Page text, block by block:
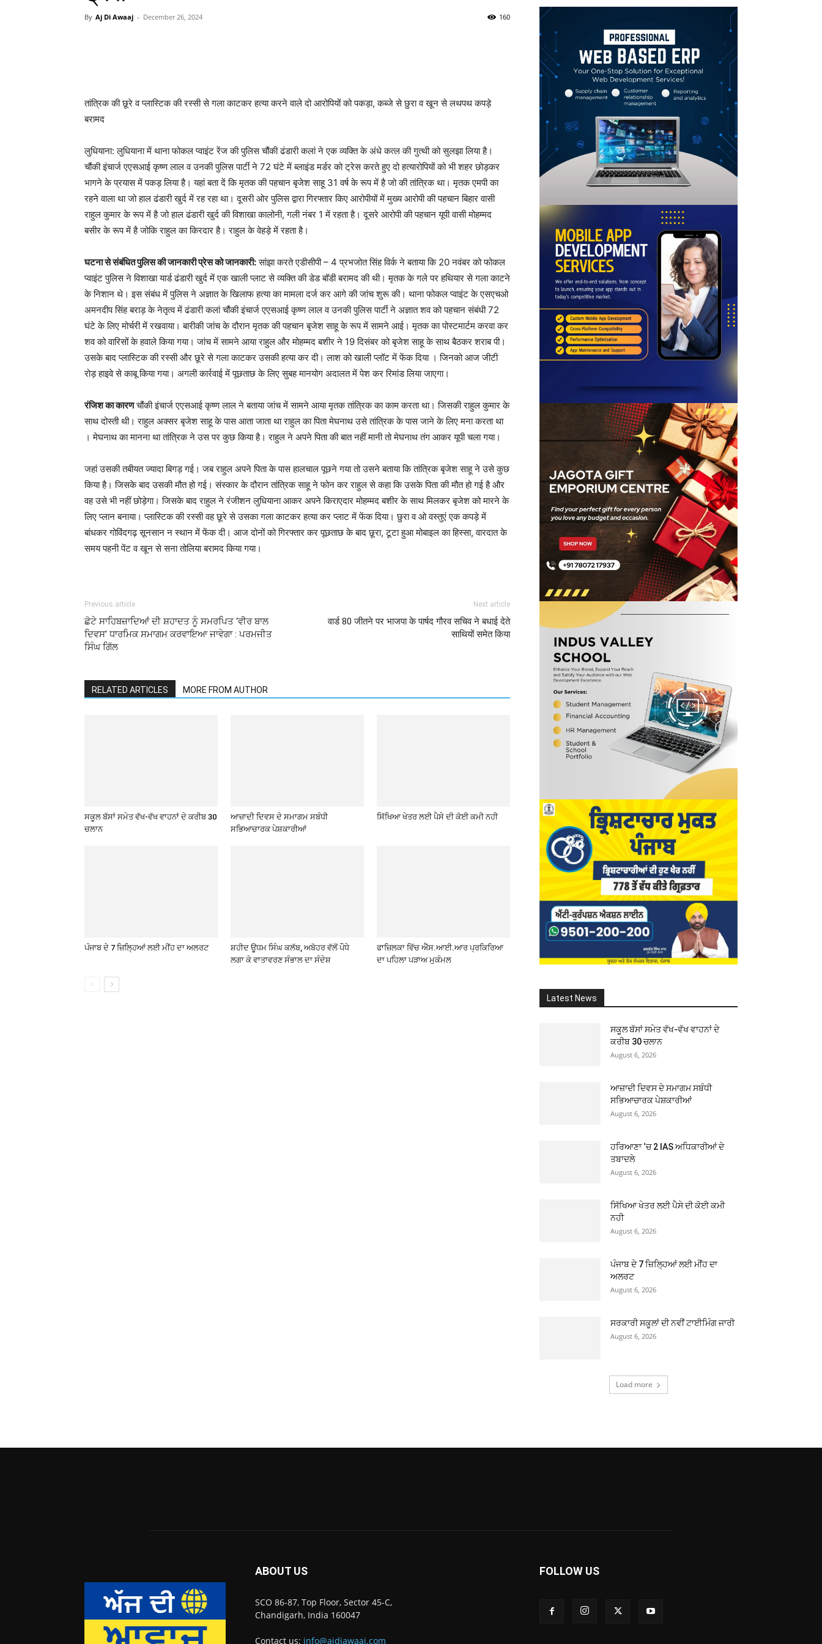
By Aj Di Awaaj - December 26, 2024 160
Email Print
तांत्रिक की छूरे व प्लास्टिक की रस्सी से गला काटकर हत्या करने वाले दो आरोपियों को पकड़ा, कब्जे से छुरा व खून से लथपथ कपड़े
बरामद
लुधियाना: लुधियाना में थाना फोकल प्वाइंट रेंज की पुलिस चौंकी ढंडारी कलां ने एक व्यक्ति के अंधे कत्ल की गुत्थी को सुलझा लिया है।
चौंकी इंचार्ज एएसआई कृष्ण लाल व उनकी पुलिस पार्टी ने 72 घंटे में ब्लाइंड मर्डर को ट्रेस करते हुए दो हत्यारोपियों को भी शहर छोड़कर
भागने के प्रयास में पकड़ लिया है। यहां बता दें कि मृतक की पहचान बृजेश साहू 31 वर्ष के रूप में है जो की तांत्रिक था। मृतक एमपी का
रहने वाला था जो हाल ढंडारी खुर्द में रह रहा था। दूसरी ओर पुलिस द्वारा गिरफ्तार किए आरोपीयों में मुख्य आरोपी की पहचान बिहार वासी
राहुल कुमार के रूप में है जो हाल ढंडारी खुर्द की विशाखा कालोनी, गली नंबर 1 में रहता है। दूसरे आरोपी की पहचान यूपी वासी मोहम्मद
बसीर के रूप में है जोकि राहुल का किरदार है। राहुल के वेहड़े में रहता है।
घटना से संबंधित पुलिस की जानकारी प्रेस को जानकारी:सांझा करते एडीसीपी – 4 प्रभजोत सिंह विर्क ने बताया कि 20 नवंबर को फोकल
प्वाइंट पुलिस ने विशाखा यार्ड ढंडारी खुर्द में एक खाली प्लाट से व्यक्ति की डेड बॉडी बरामद की थी। मृतक के गले पर हथियार से गला काटने
के निशान थे। इस संबंध में पुलिस ने अज्ञात के खिलाफ हत्या का मामला दर्ज कर आगे की जांच शुरू की। थाना फोकल प्वाइंट के एसएचओ
अमनदीप सिंह बराड़ के नेतृत्व में ढंडारी कलां चौंकी इंचार्ज एएसआई कृष्ण लाल व उनकी पुलिस पार्टी ने अज्ञात शव को पहचान संबंधी 72
घंटे के लिए मोर्चरी में रखवाया। बारीकी जांच के दौरान मृतक की पहचान बृजेश साहू के रूप में सामने आई। मृतक का पोस्टमार्टम करवा कर
शव को वारिसों के हवाले किया गया। जांच में सामने आया राहुल और मोहम्मद बशीर ने 19 दिसंबर को बृजेश साहू के साथ बैठकर शराब पी।
उसके बाद प्लास्टिक की रस्सी और छूरे से गला काटकर उसकी हत्या कर दी। लाश को खाली प्लॉट में फेंक दिया । जिनको आज जीटी
रोड़ हाइवे से काबू किया गया। अगली कार्रवाई में पूछताछ के लिए सुबह मानयोग अदालत में पेश कर रिमांड लिया जाएगा।
रंजिश का कारणचौंकी इंचार्ज एएसआई कृष्ण लाल ने बताया जांच में सामने आया मृतक तांत्रिक का काम करता था। जिसकी राहुल कुमार के
साथ दोस्ती थी। राहुल अक्सर बृजेश साहू के पास आता जाता था राहुल का पिता मेघनाथ उसे तांत्रिक के पास जाने के लिए मना करता था
। मेघनाथ का मानना था तांत्रिक ने उस पर कुछ किया है। राहुल ने अपने पिता की बात नहीं मानी तो मेघनाथ तंग आकर यूपी चला गया।
जहां उसकी तबीयत ज्यादा बिगड़ गई। जब राहुल अपने पिता के पास हालचाल पूछने गया तो उसने बताया कि तांत्रिक बृजेश साहू ने उसे कुछ
किया है। जिसके बाद उसकी मौत हो गई। संस्कार के दौरान तांत्रिक साहू ने फोन कर राहुल से कहा कि उसके पिता की मौत हो गई है और
वह उसे भी नहीं छोड़ेगा। जिसके बाद राहुल ने रंजीशन लुधियाना आकर अपने किराएदार मोहम्मद बशीर के साथ मिलकर बृजेश को मारने के
लिए प्लान बनाया। प्लास्टिक की रस्सी वह छूरे से उसका गला काटकर हत्या कर प्लाट में फेंक दिया। छुरा व ओ वस्तुएं एक कपड़े में
बांधकर गोविंदगढ़ सूनसान न स्थान में फेंक दी। आज दोनों को गिरफ्तार कर पूछताछ के बाद छूरा, टूटा हुआ मोबाइल का हिस्सा, वारदात के
समय पहनी पेंट व खून से सना तोलिया बरामद किया गया।
Previous article
ਛੋਟੇ ਸਾਹਿਬਜ਼ਾਦਿਆਂ ਦੀ ਸ਼ਹਾਦਤ ਨੂੰ ਸਮਰਪਿਤ ‘ਵੀਰ ਬਾਲ
ਦਿਵਸ’ ਧਾਰਮਿਕ ਸਮਾਗਮ ਕਰਵਾਇਆ ਜਾਵੇਗਾ : ਪਰਮਜੀਤ
ਸਿੰਘ ਗਿੱਲ
Next article
वार्ड 80 जीतने पर भाजपा के पार्षद गौरव सचिव ने बधाई देते
साथियों समेत किया
RELATED ARTICLES MORE FROM AUTHOR
ਸਕੂਲ ਬੱਸਾਂ ਸਮੇਤ ਵੱਖ-ਵੱਖ ਵਾਹਨਾਂ ਦੇ ਕਰੀਬ 30
ਚਲਾਨ
ਆਜ਼ਾਦੀ ਦਿਵਸ ਦੇ ਸਮਾਗਮ ਸਬੰਧੀ
ਸਭਿਆਚਾਰਕ ਪੇਸ਼ਕਾਰੀਆਂ
ਸਿੱਖਿਆ ਖੇਤਰ ਲਈ ਪੈਸੇ ਦੀ ਕੋਈ ਕਮੀ ਨਹੀ
ਪੰਜਾਬ ਦੇ 7 ਜ਼ਿਲ੍ਹਿਆਂ ਲਈ ਮੀਂਹ ਦਾ ਅਲਰਟ
ਸ਼ਹੀਦ ਊਧਮ ਸਿੰਘ ਕਲੱਬ, ਅਬੋਹਰ ਵੱਲੋਂ ਪੌਧੇ
ਲਗਾ ਕੇ ਵਾਤਾਵਰਣ ਸੰਭਾਲ ਦਾ ਸੰਦੇਸ਼
ਫਾਜ਼ਿਲਕਾ ਵਿੱਚ ਐੱਸ.ਆਈ.ਆਰ ਪ੍ਰਕਿਰਿਆ
ਦਾ ਪਹਿਲਾ ਪੜਾਅ ਮੁਕੰਮਲ
Latest News
ਸਕੂਲ ਬੱਸਾਂ ਸਮੇਤ ਵੱਖ-ਵੱਖ ਵਾਹਨਾਂ ਦੇ
ਕਰੀਬ 30 ਚਲਾਨ
August 6, 2026
ਆਜ਼ਾਦੀ ਦਿਵਸ ਦੇ ਸਮਾਗਮ ਸਬੰਧੀ
ਸਭਿਆਚਾਰਕ ਪੇਸ਼ਕਾਰੀਆਂ
August 6, 2026
ਹਰਿਆਣਾ ‘ਚ 2 IAS ਅਧਿਕਾਰੀਆਂ ਦੇ
ਤਬਾਦਲੇ
August 6, 2026
ਸਿੱਖਿਆ ਖੇਤਰ ਲਈ ਪੈਸੇ ਦੀ ਕੋਈ ਕਮੀ
ਨਹੀ
August 6, 2026
ਪੰਜਾਬ ਦੇ 7 ਜ਼ਿਲ੍ਹਿਆਂ ਲਈ ਮੀਂਹ ਦਾ
ਅਲਰਟ
August 6, 2026
ਸਰਕਾਰੀ ਸਕੂਲਾਂ ਦੀ ਨਵੀਂ ਟਾਈਮਿੰਗ ਜਾਰੀ
August 6, 2026
Load more
ABOUT US
SCO 86-87, Top Floor, Sector 45-C,
Chandigarh, India 160047
Contact us: info@ajdiawaaj.com
FOLLOW US